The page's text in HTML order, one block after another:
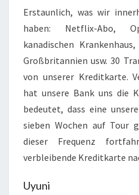
Erstaunlich, was wir
haben: Netflix-Abo,
kanadischen
Großbritannien usw. 30
von unserer Kreditkarte.
hat unsere Bank uns die
bedeutet, dass eine
sieben Wochen auf Tour
dieser Frequenz
verbleibende Kreditkarte
Uyuni